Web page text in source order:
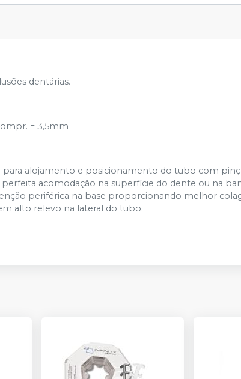
dentárias.
= 3,5mm
alojamento e posicionamento do tubo com
perfeita acomodação na superfície do dente ou na
periférica na base proporcionando melhor
alto relevo na lateral do tubo.